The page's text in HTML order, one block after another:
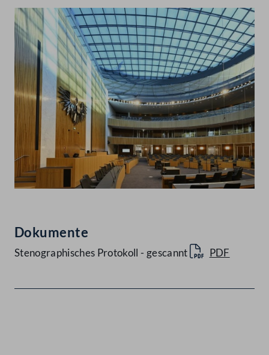
Dokumente
Stenographisches Protokoll - gescannt PDF